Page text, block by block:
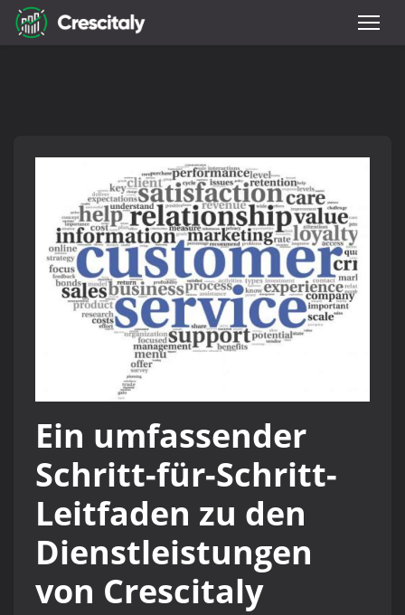
Ein umfassender
Schritt-für-Schritt-
Leitfaden zu den
Dienstleistungen
von Crescitaly